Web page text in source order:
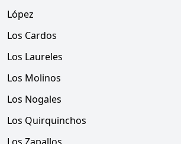
López
Los Cardos
Los Laureles
Los Molinos
Los Nogales
Los Quirquinchos